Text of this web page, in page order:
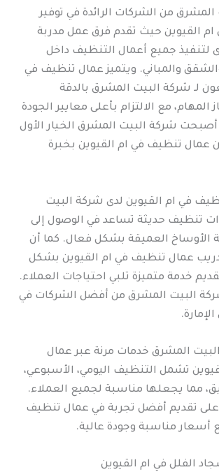
من الشركات الرائدة في توفير
القيوين حيث تقدم فرق عمل مدربة
لتنفيذ جميع أعمال التنظيف داخل
والمباني. ويتميز عمال تنظيف في
لـ شركة البيت المشرق بالدقة
المهام، مع الالتزام بأعلى معايير الجودة
شركة البيت المشرق الخيار الأول
تنظيف في ام القيوين بخبرة
في ام القيوين لدى شركة البيت
تنظيف حديثة تساعد في الوصول إلى
الأوساخ العميقة بشكل فعال. كما أن
عمال تنظيف في ام القيوين بشكل
خدمة متميزة تلبي احتياجات العملاء.
البيت المشرق من أفضل الشركات في
المشرق خدمات مرنة عبر عمال
تشمل التنظيف اليومي، الأسبوعي،
مما يجعلها مناسبة لجميع العملاء.
تقديم أفضل تجربة في عمال تنظيف
أسعار مناسبة وجودة عالية.
الفلل في ام القيوين